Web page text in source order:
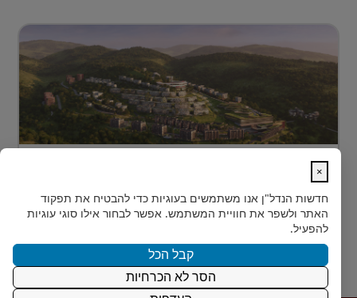
בלב טביליסי, בין השכונות המבוקשות Vake וSaburtalo, כ-2
ק"מ בלבד מהאוניברסיטה של העיר, מוקם TBILISI
ACRES - פ...
15.12.2024 קרא עוד
×
חדשות הנדל"ן אנו משתמשים בעוגיות כדי להבטיח את תפקוד
האתר ולשפר את חוויית המשתמש. אפשר לבחור אילו סוגי עוגיות
להפעיל.
קבל הכל
הסר לא הכרחיות